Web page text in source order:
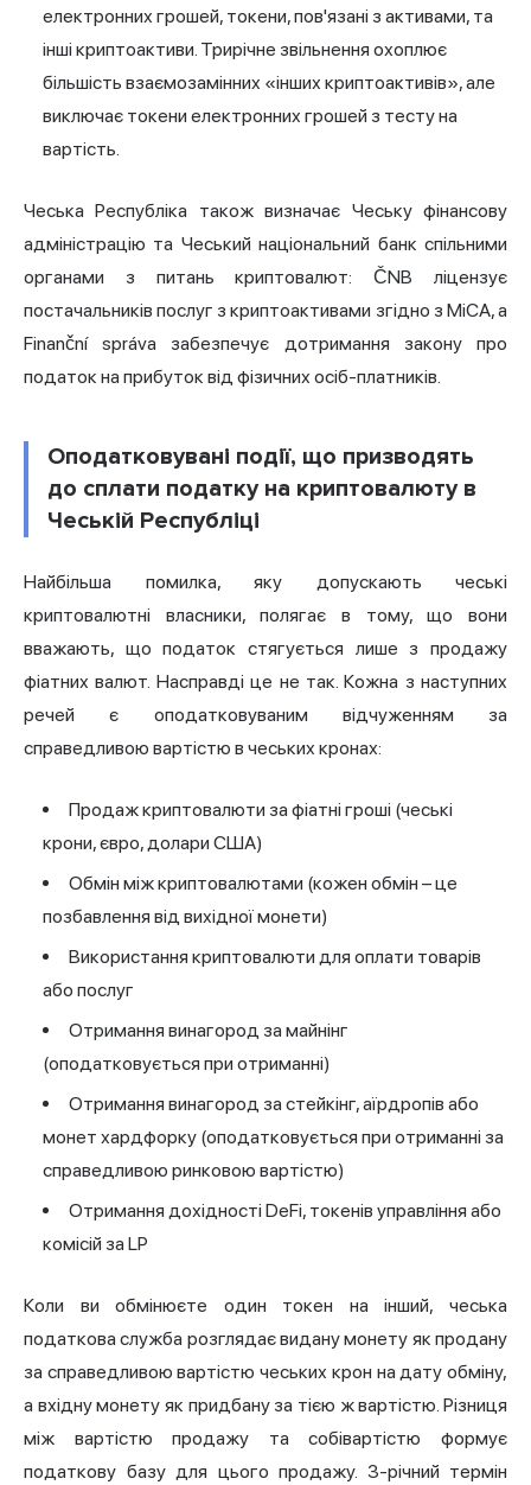
електронних грошей, токени, пов'язані з активами, та
інші криптоактиви. Трирічне звільнення охоплює
більшість взаємозамінних «інших криптоактивів», але
виключає токени електронних грошей з тесту на
вартість.
Чеська Республіка також визначає Чеську фінансову
адміністрацію та Чеський національний банк спільними
органами з питань криптовалют: ČNB ліцензує
постачальників послуг з криптоактивами згідно з MiCA, а
Finanční správa забезпечує дотримання закону про
податок на прибуток від фізичних осіб-платників.
Оподатковувані події, що призводять
до сплати податку на криптовалюту в
Чеській Республіці
Найбільша помилка, яку допускають чеські
криптовалютні власники, полягає в тому, що вони
вважають, що податок стягується лише з продажу
фіатних валют. Насправді це не так. Кожна з наступних
речей є оподатковуваним відчуженням за
справедливою вартістю в чеських кронах:
Продаж криптовалюти за фіатні гроші (чеські
крони, євро, долари США)
Обмін між криптовалютами (кожен обмін – це
позбавлення від вихідної монети)
Використання криптовалюти для оплати товарів
або послуг
Отримання винагород за майнінг
(оподатковується при отриманні)
Отримання винагород за стейкінг, аїрдропів або
монет хардфорку (оподатковується при отриманні за
справедливою ринковою вартістю)
Отримання дохідності DeFi, токенів управління або
комісій за LP
Коли ви обмінюєте один токен на інший, чеська
податкова служба розглядає видану монету як продану
за справедливою вартістю чеських крон на дату обміну,
а вхідну монету як придбану за тією ж вартістю. Різниця
між вартістю продажу та собівартістю формує
податкову базу для цього продажу. 3-річний термін